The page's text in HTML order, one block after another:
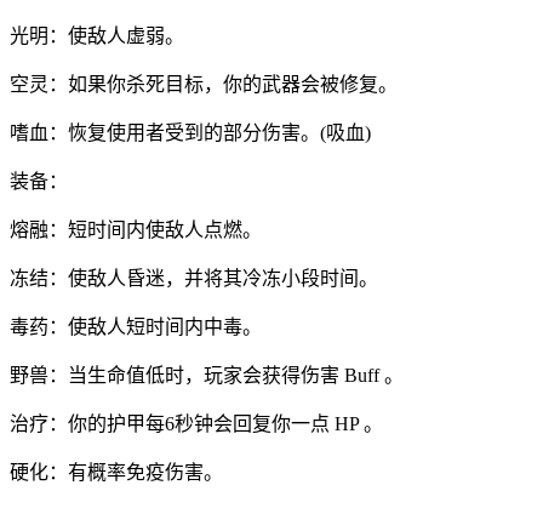
光明：使敌人虚弱。
空灵：如果你杀死目标，你的武器会被修复。
嗜血：恢复使用者受到的部分伤害。(吸血)
装备：
熔融：短时间内使敌人点燃。
冻结：使敌人昏迷，并将其冷冻小段时间。
毒药：使敌人短时间内中毒。
野兽：当生命值低时，玩家会获得伤害 Buff 。
治疗：你的护甲每6秒钟会回复你一点 HP 。
硬化：有概率免疫伤害。